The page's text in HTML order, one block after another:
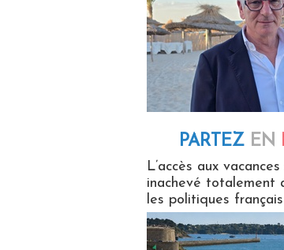
PARTEZ EN
L’accès aux
inachevé totalement
les politiques